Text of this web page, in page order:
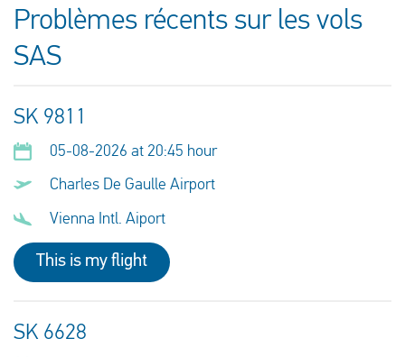
Problèmes récents sur les vols
SAS
SK 9811
05-08-2026 at 20:45 hour
Charles De Gaulle Airport
Vienna Intl. Aiport
This is my flight
SK 6628